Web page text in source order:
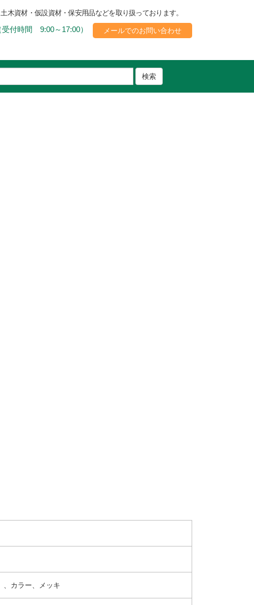
木資材・仮設資材・保安用品などを取り扱っております。
受付時間 9:00～17:00） メールでのお問い合わせ
検索
、カラー、メッキ